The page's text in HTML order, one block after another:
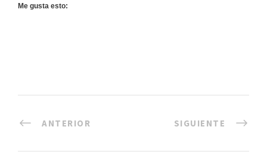
Me gusta esto:
ANTERIOR SIGUIENTE